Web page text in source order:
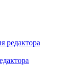
редактора